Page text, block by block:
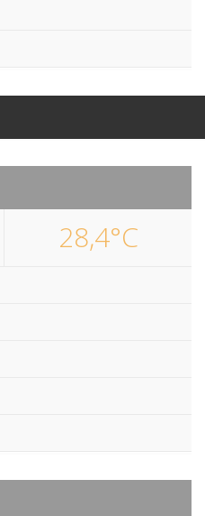
28,4°C